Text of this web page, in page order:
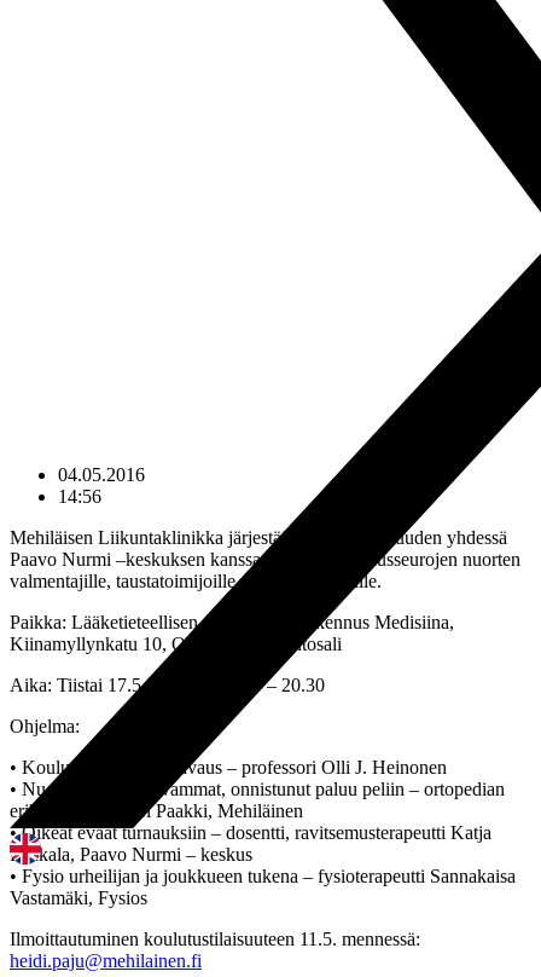
04.05.2016
14:56
Mehiläisen Liikuntaklinikka järjestää koulutustilaisuuden yhdessä
Paavo Nurmi –keskuksen kanssa sen kumppanuusseurojen nuorten
valmentajille, taustatoimijoille sekä vanhemmille.
Paikka: Lääketieteellisen tiedekunnan rakennus Medisiina,
Kiinamyllynkatu 10, Osmo Järvi- luentosali
Aika: Tiistai 17.5.2016 klo 17.45 – 20.30
Ohjelma:
• Koulutustilaisuuden avaus – professori Olli J. Heinonen
• Nuoren urheilijan vammat, onnistunut paluu peliin – ortopedian
erikoislääkäri Petri Paakki, Mehiläinen
• Oikeat eväät turnauksiin – dosentti, ravitsemusterapeutti Katja
Pahkala, Paavo Nurmi – keskus
• Fysio urheilijan ja joukkueen tukena – fysioterapeutti Sannakaisa
Vastamäki, Fysios
Ilmoittautuminen koulutustilaisuuteen 11.5. mennessä:
heidi.paju@mehilainen.fi